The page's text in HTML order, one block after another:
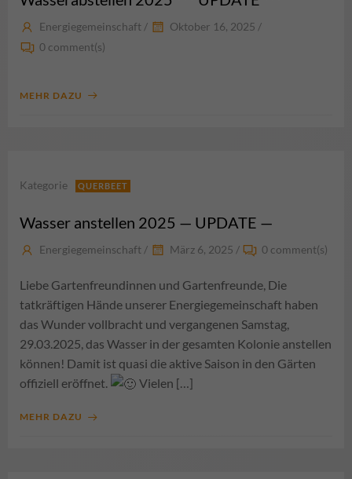
Energiegemeinschaft / Oktober 16, 2025 /
0 comment(s)
MEHR DAZU
Kategorie QUERBEET
Wasser anstellen 2025 — UPDATE —
Energiegemeinschaft / März 6, 2025 / 0 comment(s)
Liebe Gartenfreundinnen und Gartenfreunde, Die
tatkräftigen Hände unserer Energiegemeinschaft haben
das Wunder vollbracht und vergangenen Samstag,
29.03.2025, das Wasser in der gesamten Kolonie anstellen
können! Damit ist quasi die aktive Saison in den Gärten
offiziell eröffnet.
Vielen […]
MEHR DAZU